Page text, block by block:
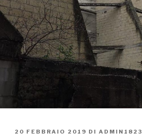
PUBBLICATO
20 FEBBRAIO 2019 DI ADMIN1823